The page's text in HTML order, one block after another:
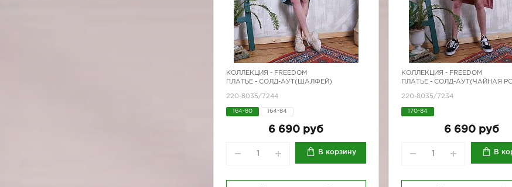
КОЛЛЕКЦИЯ - FREEDOM
ПЛАТЬЕ - СОЛД-АУТ(ШАЛФЕЙ)
220-8035/7244
164-80 164-84
6 690 руб
В корзину
КОЛЛЕКЦИЯ - FREEDOM
ПЛАТЬЕ - СОЛД-АУТ(ЧАЙНАЯ
220-8035/7234
170-84
6 690 руб
В